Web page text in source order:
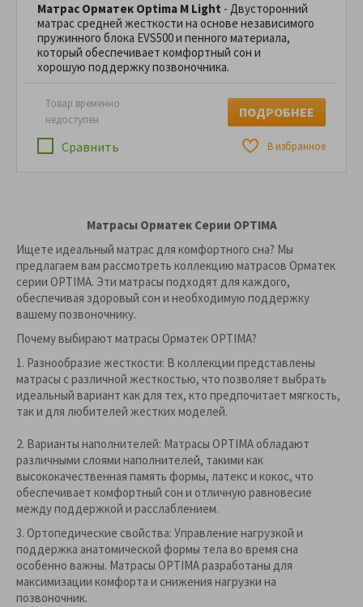
Матрас Орматек Optima M Light - Двусторонний
матрас средней жесткости на основе независимого
пружинного блока EVS500 и пенного материала,
который обеспечивает комфортный сон и
хорошую поддержку позвоночника.
Сравнить В избранное
Товар временно
недоступен
ПОДРОБНЕЕ
Матрасы Орматек Серии OPTIMA
Ищете идеальный матрас для комфортного сна? Мы
предлагаем вам рассмотреть коллекцию матрасов Орматек
серии OPTIMA. Эти матрасы подходят для каждого,
обеспечивая здоровый сон и необходимую поддержку
вашему позвоночнику.
Почему выбирают матрасы Орматек OPTIMA?
1. Разнообразие жесткости: В коллекции представлены
матрасы с различной жесткостью, что позволяет выбрать
идеальный вариант как для тех, кто предпочитает мягкость,
так и для любителей жестких моделей.
2. Варианты наполнителей: Матрасы OPTIMA обладают
различными слоями наполнителей, такими как
высококачественная память формы, латекс и кокос, что
обеспечивает комфортный сон и отличную равновесие
между поддержкой и расслаблением.
3. Ортопедические свойства: Управление нагрузкой и
поддержка анатомической формы тела во время сна
особенно важны. Матрасы OPTIMA разработаны для
максимизации комфорта и снижения нагрузки на
позвоночник.